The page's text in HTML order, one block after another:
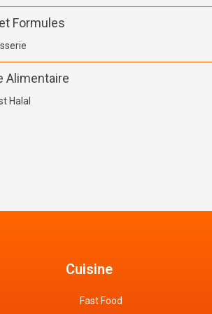
Formules
Alimentaire
Halal
Cuisine
Fast Food